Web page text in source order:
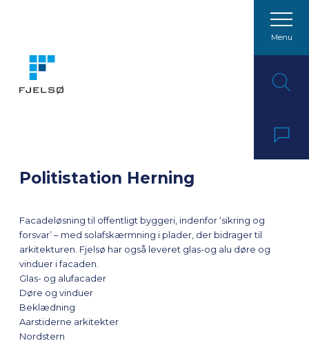
Spring til indhold
Menu
Politistation Herning
Facadeløsning til offentligt byggeri, indenfor ‘sikring og
forsvar’ – med solafskærmning i plader, der bidrager til
arkitekturen. Fjelsø har også leveret glas-og alu døre og
vinduer i facaden.
Glas- og alufacader
Døre og vinduer
Beklædning
Aarstiderne arkitekter
Nordstern